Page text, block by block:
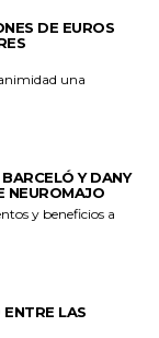
DE EUROS
una
Y DANY
NEUROMAJO
y beneficios a
ENTRE LAS